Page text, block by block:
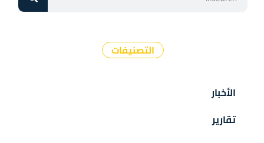
التصنيفات
الأخبار
تقارير